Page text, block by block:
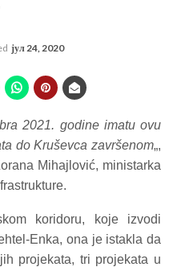
јул 24, 2020
2021. godine imatu ovu
do Kruševca završenom„,
Mihajlović, ministarka
koridoru, koje izvodi
Enka, ona je istakla da
projekata, tri projekata u